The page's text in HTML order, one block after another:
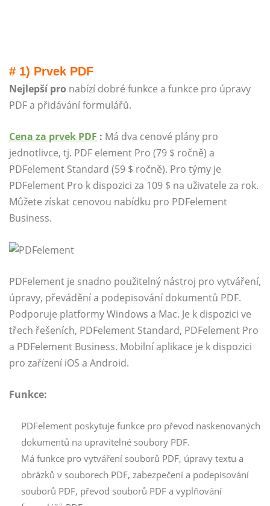
# 1) Prvek PDF
Nejlepší pro nabízí dobré funkce a funkce pro úpravy
PDF a přidávání formulářů.
Cena za prvek PDF : Má dva cenové plány pro
jednotlivce, tj. PDF element Pro (79 $ ročně) a
PDFelement Standard (59 $ ročně). Pro týmy je
PDFelement Pro k dispozici za 109 $ na uživatele za rok.
Můžete získat cenovou nabídku pro PDFelement
Business.
PDFelement je snadno použitelný nástroj pro vytváření,
úpravy, převádění a podepisování dokumentů PDF.
Podporuje platformy Windows a Mac. Je k dispozici ve
třech řešeních, PDFelement Standard, PDFelement Pro
a PDFelement Business. Mobilní aplikace je k dispozici
pro zařízení iOS a Android.
Funkce:
PDFelement poskytuje funkce pro převod naskenovaných
dokumentů na upravitelné soubory PDF.
Má funkce pro vytváření souborů PDF, úpravy textu a
obrázků v souborech PDF, zabezpečení a podepisování
souborů PDF, převod souborů PDF a vyplňování